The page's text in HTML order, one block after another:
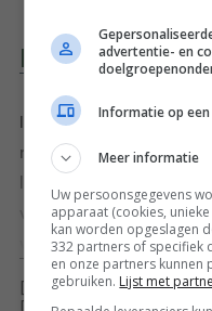
In dit boek staat voor
maart, april en mei een
voorbeeld aan kunnen
voor-, hoofd- en
nonsense stijl en de
Pierre Morel. Volop
[ywfbt_form
[recently_viewed_products]
advertentie- en
Informatie op
Meer informatie
Uw persoonsgegevens
apparaat (cookies,
kan worden opgeslagen
332 partners of specifiek
en onze partners kunnen
gebruiken. Lijst met